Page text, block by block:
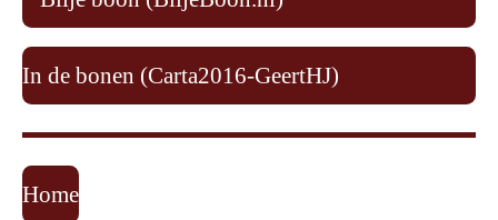
In de bonen (Carta2016-GeertHJ)
Home